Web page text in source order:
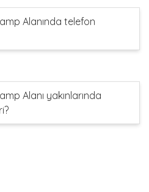
Alanında telefon
Alanı yakınlarında